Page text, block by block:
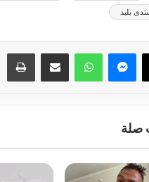
بليد
ماسنجر واتساب مشاركة عبر البريد
صلة